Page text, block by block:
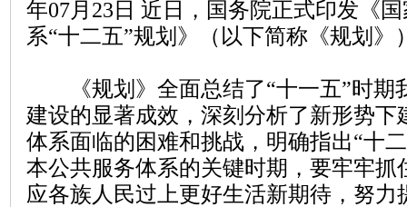
年07月23日 近日，国务院正式印发《
系“十二五”规划》（以下简称《规划》
《规划》全面总结了“十一五”时期
建设的显著成效，深刻分析了新形势下
体系面临的困难和挑战，明确指出“十
本公共服务体系的关键时期，要牢牢抓
应各族人民过上更好生活新期待，努力